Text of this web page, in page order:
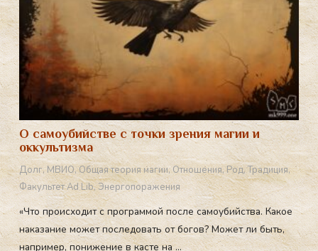
О самоубийстве с точки зрения магии и
оккультизма
Долг,МВИО,Общая теория магии,Отношения,Род,Традиция,
Факультет Ad Lib,Энергопоражения
«Что происходит с программой после самоубийства. Какое
наказание может последовать от богов? Может ли быть,
например, понижение в касте на ...